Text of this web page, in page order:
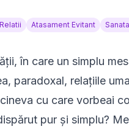
Atasament Evitant
în care un simplu
paradoxal, relațiile
cu care vorbeai
pur și simplu?